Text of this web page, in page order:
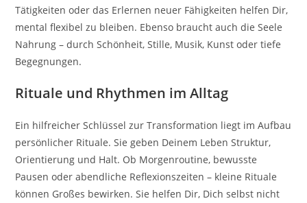
Tätigkeiten oder das Erlernen neuer Fähigkeiten helfen Dir,
mental flexibel zu bleiben. Ebenso braucht auch die Seele
Nahrung – durch Schönheit, Stille, Musik, Kunst oder tiefe
Begegnungen.
Rituale und Rhythmen im Alltag
Ein hilfreicher Schlüssel zur Transformation liegt im Aufbau
persönlicher Rituale. Sie geben Deinem Leben Struktur,
Orientierung und Halt. Ob Morgenroutine, bewusste
Pausen oder abendliche Reflexionszeiten – kleine Rituale
können Großes bewirken. Sie helfen Dir, Dich selbst nicht